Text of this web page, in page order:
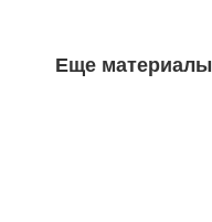
Еще материалы